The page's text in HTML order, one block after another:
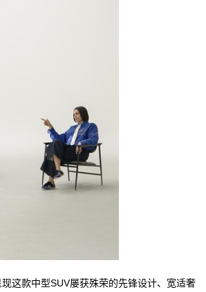
这款中型SUV屡获殊荣的先锋设计、宽适奢